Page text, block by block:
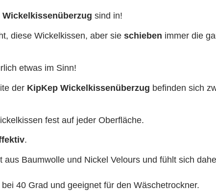
Wickelkissenüberzug sind in!
diese Wickelkissen, aber sieschieben immer die
etwas im Sinn!
der KipKep Wickelkissenüberzug befinden sich
fest auf jeder Oberfläche.
.
aus Baumwolle und Nickel Velours und fühlt sich
40 Grad und geeignet für den Wäschetrockner.